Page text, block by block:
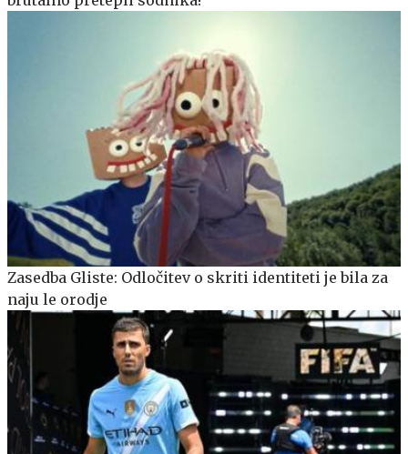
Zasedba Gliste: Odločitev o skriti identiteti je bila za
naju le orodje